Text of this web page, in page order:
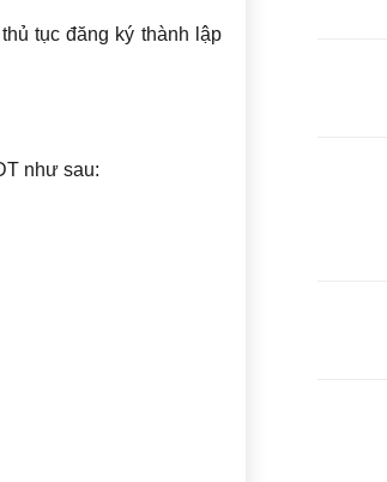
tục đăng ký thành lập
như sau: